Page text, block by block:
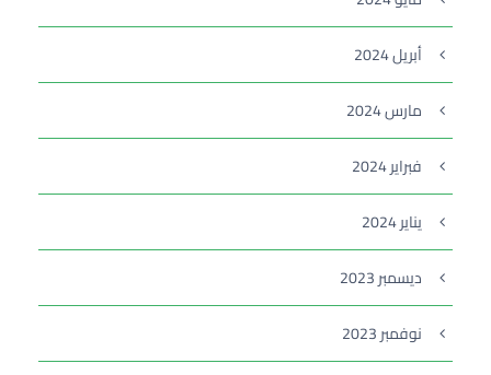
أبريل 2024
مارس 2024
فبراير 2024
يناير 2024
ديسمبر 2023
نوفمبر 2023